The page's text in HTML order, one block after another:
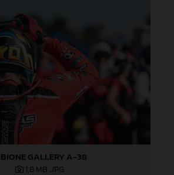
GALLERY A-38
1,8 MB .JPG